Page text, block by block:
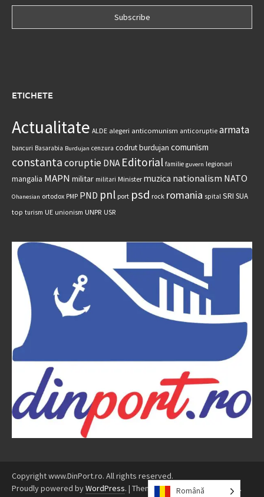
ETICHETE
Actualitate ALDE alegeri anticomunism anticoruptie armata
bancuri Basarabia Burdujan cenzura codrut burdujan comunism
constantacoruptie DNA Editorial familie guvern legionari
mangalia MAPN militar militari Minister muzica nationalism NATO
Ohanesian ortodox PMP PND pnl port psd rock romania spital SRI SUA
top turism UE unionism UNPR USR
Copyright www.DinPort.ro. All rights reserved.
Proudly powered byWordPress. | Theme: Awaken byThemezHut .
Română